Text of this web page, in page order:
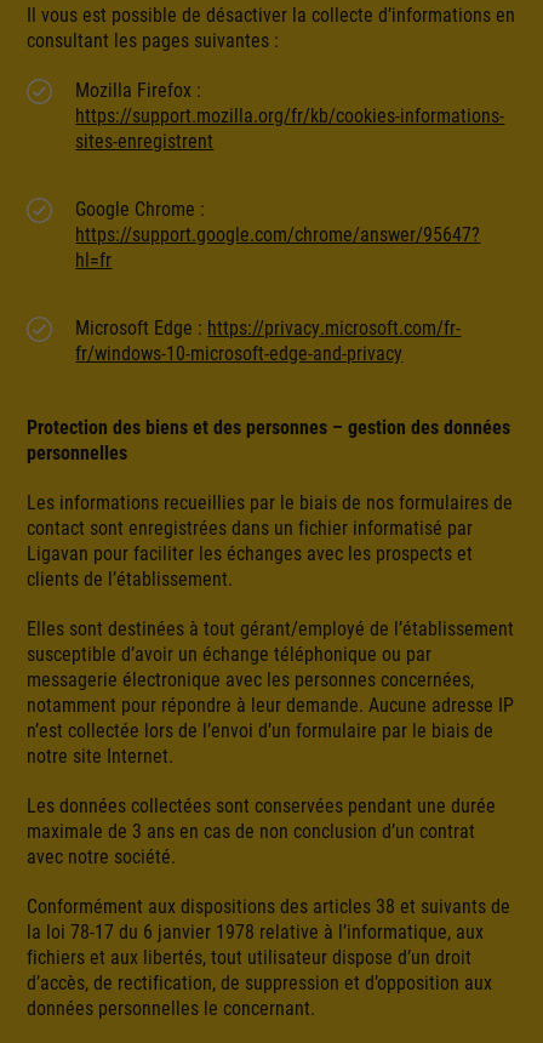
Il vous est possible de désactiver la collecte d’informations en
consultant les pages suivantes :
Mozilla Firefox :
https://support.mozilla.org/fr/kb/cookies-informations-
sites-enregistrent
Google Chrome :
https://support.google.com/chrome/answer/95647?
hl=fr
Microsoft Edge : https://privacy.microsoft.com/fr-
fr/windows-10-microsoft-edge-and-privacy
Protection des biens et des personnes – gestion des données
personnelles
Les informations recueillies par le biais de nos formulaires de
contact sont enregistrées dans un fichier informatisé par
Ligavan pour faciliter les échanges avec les prospects et
clients de l’établissement.
Elles sont destinées à tout gérant/employé de l’établissement
susceptible d’avoir un échange téléphonique ou par
messagerie électronique avec les personnes concernées,
notamment pour répondre à leur demande. Aucune adresse IP
n’est collectée lors de l’envoi d’un formulaire par le biais de
notre site Internet.
Les données collectées sont conservées pendant une durée
maximale de 3 ans en cas de non conclusion d’un contrat
avec notre société.
Conformément aux dispositions des articles 38 et suivants de
la loi 78-17 du 6 janvier 1978 relative à l’informatique, aux
fichiers et aux libertés, tout utilisateur dispose d’un droit
d’accès, de rectification, de suppression et d’opposition aux
données personnelles le concernant.